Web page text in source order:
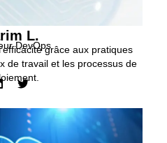
L.
DevOpsgrâce aux pratiques
de travail et les processus de